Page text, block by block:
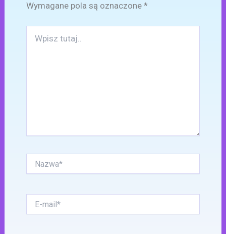
Wymagane pola są oznaczone *
tutaj..
mail*